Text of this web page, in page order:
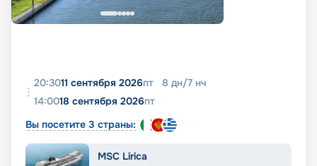
20:3011 сентября 2026пт 8 дн/7 нч
14:0018 сентября 2026пт
Вы посетите 3 страны:
MSC Lirica